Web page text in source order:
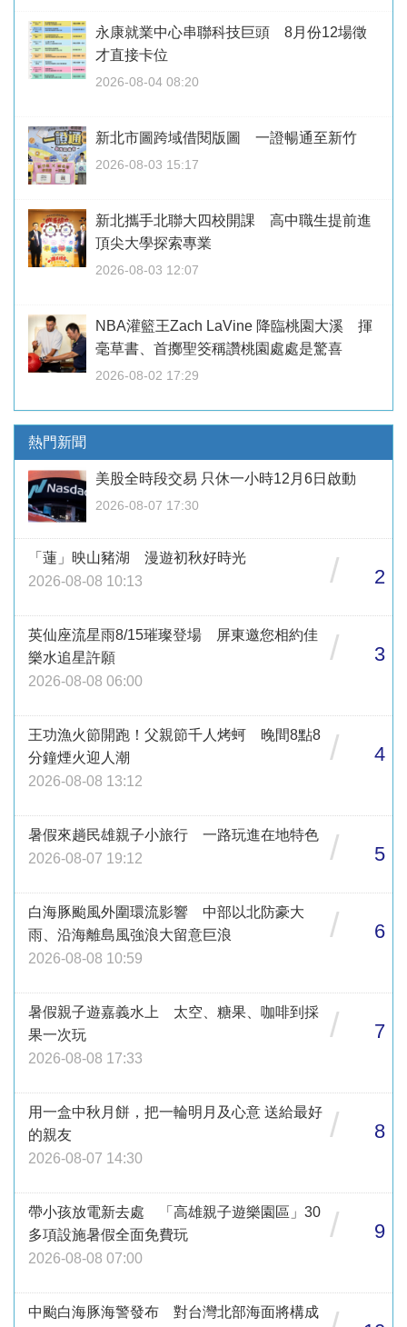
永康就業中心串聯科技巨頭 8月份12場徵
才直接卡位
2026-08-04 08:20
新北市圖跨域借閱版圖 一證暢通至新竹
2026-08-03 15:17
新北攜手北聯大四校開課 高中職生提前進
頂尖大學探索專業
2026-08-03 12:07
NBA灌籃王Zach LaVine 降臨桃園大溪 揮
毫草書、首擲聖筊稱讚桃園處處是驚喜
2026-08-02 17:29
熱門新聞
美股全時段交易 只休一小時12月6日啟動
2026-08-07 17:30
「蓮」映山豬湖 漫遊初秋好時光
2026-08-08 10:13
/ 2
英仙座流星雨8/15璀璨登場 屏東邀您相約佳
樂水追星許願
2026-08-08 06:00
/ 3
王功漁火節開跑！父親節千人烤蚵 晚間8點8
分鐘煙火迎人潮
2026-08-08 13:12
/ 4
暑假來趟民雄親子小旅行 一路玩進在地特色
2026-08-07 19:12
/ 5
白海豚颱風外圍環流影響 中部以北防豪大
雨、沿海離島風強浪大留意巨浪
2026-08-08 10:59
/ 6
暑假親子遊嘉義水上 太空、糖果、咖啡到採
果一次玩
2026-08-08 17:33
/ 7
用一盒中秋月餅，把一輪明月及心意 送給最好
的親友
2026-08-07 14:30
/ 8
帶小孩放電新去處 「高雄親子遊樂園區」30
多項設施暑假全面免費玩
2026-08-08 07:00
/ 9
中颱白海豚海警發布 對台灣北部海面將構成